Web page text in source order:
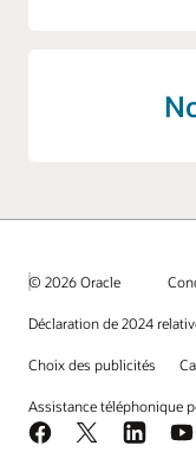
© 2026 Oracle
Déclaration de 2024
Choix des publicités
Assistance téléphonique
Facebook
X LinkedIn